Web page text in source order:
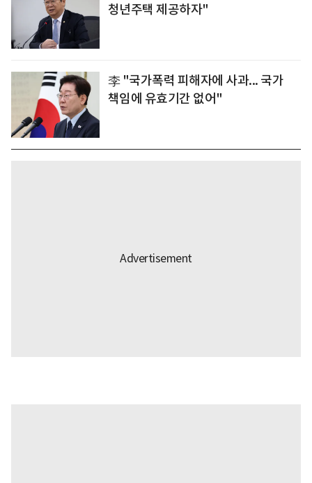
청년주택 제공하자"
李 "국가폭력 피해자에 사과... 국가
책임에 유효기간 없어"